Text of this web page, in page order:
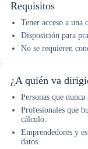
Requisitos
Tener acceso a
Disposición para
No se requieren
¿A quién va
Personas que
Profesionales que
cálculo.
Emprendedores y
datos.